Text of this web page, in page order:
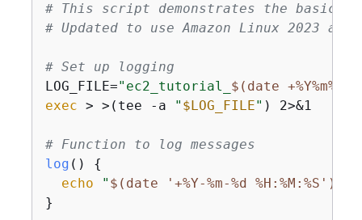
# This script demonstrates the basics
# Updated to use Amazon Linux 2023
# Set up logging
LOG_FILE="ec2_tutorial_ $(date
exec > >(tee -a " $LOG_FILE" ) 2>&1
# Function to log messages
log () {
echo
" $(date '+%Y-%m-%d %H:%M:%S')
}